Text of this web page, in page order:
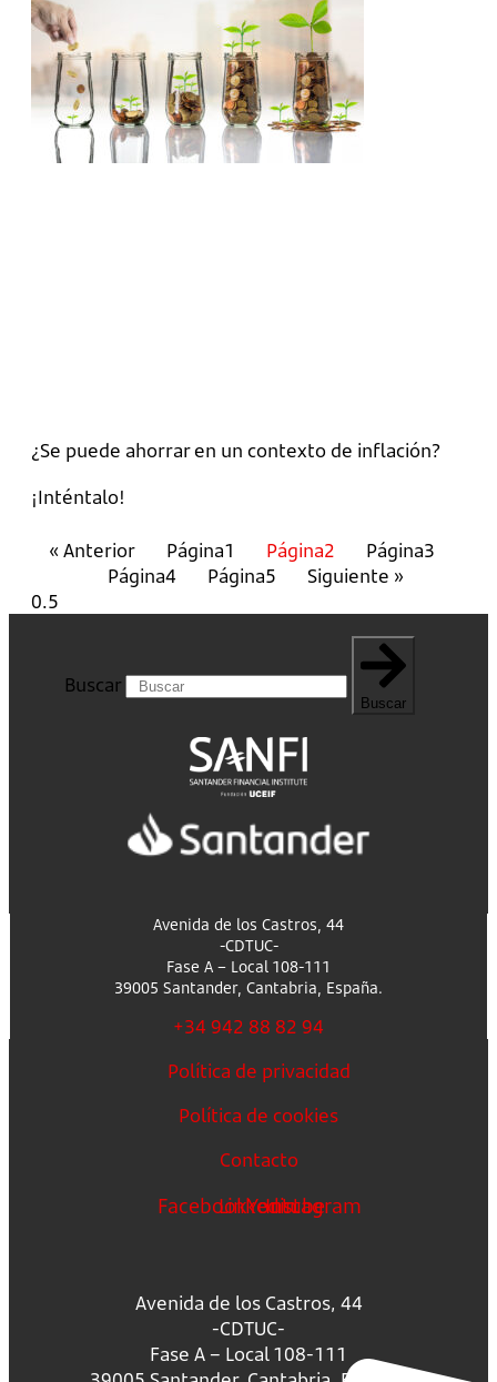
¿Se puede ahorrar en un contexto de inflación?
¡Inténtalo!
« Anterior Página1 Página2 Página3
Página4 Página5 Siguiente »
Buscar
Buscar
Avenida de los Castros, 44
-CDTUC-
Fase A – Local 108-111
39005 Santander, Cantabria, España.
+34 942 88 82 94
Política de privacidad
Política de cookies
Contacto
FacebookLinkedin
Youtube
Instagram
Avenida de los Castros, 44
-CDTUC-
Fase A – Local 108-111